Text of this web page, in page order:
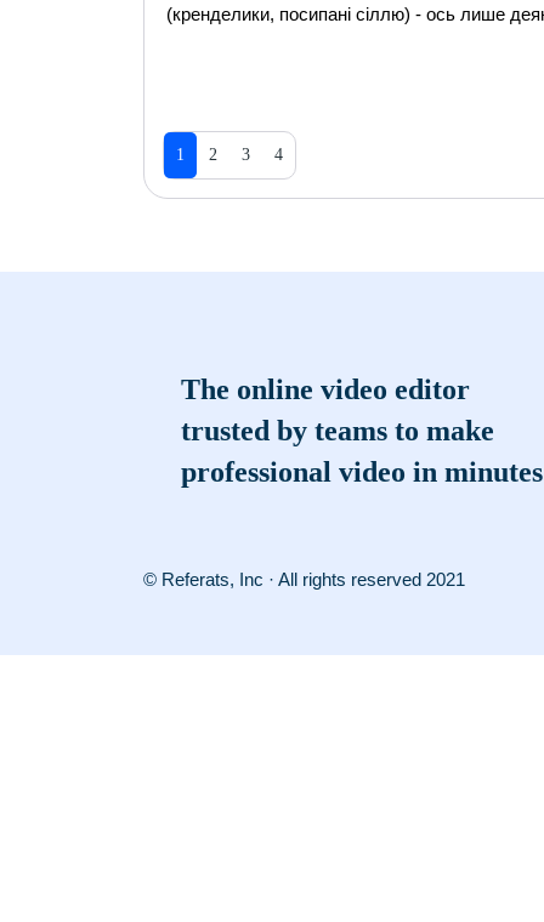
(кренделики, посипані сіллю) - ось лише
1 2 3 4
The online video editor
trusted by teams to make
professional video in minutes
© Referats, Inc · All rights reserved 2021